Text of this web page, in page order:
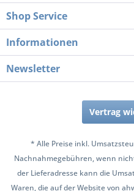
Shop Service
Informationen
Newsletter
Vertrag
* Alle Preise inkl.
Nachnahmegebühren, wenn
der Lieferadresse kann die
Waren, die auf der Website von